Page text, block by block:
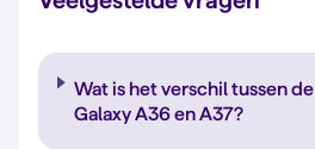
Wat is het verschil tussen
Galaxy A36 en A37?